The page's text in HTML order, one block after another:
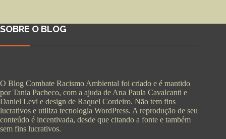
SOBRE O BLOG
O Blog Combate Racismo Ambiental foi criado e é mantido
por Tania Pacheco, com a ajuda de Ana Paula Cavalcanti e
Daniel Levi e design de Raquel Cordeiro. Não tem fins
lucrativos e utiliza tecnologia WordPress. A reprodução de seu
conteúdo é incentivada, desde que citando a fonte e também
sem fins lucrativos.